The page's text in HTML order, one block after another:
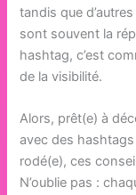
tandis que
sont souvent la
hashtag, c’est
de la visibilité.
Alors, prêt(e) à
avec des
rodé(e), ces
N’oublie pas :